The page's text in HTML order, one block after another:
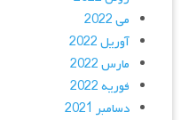
می 2022
آوریل 2022
مارس 2022
فوریه 2022
دسامبر 2021